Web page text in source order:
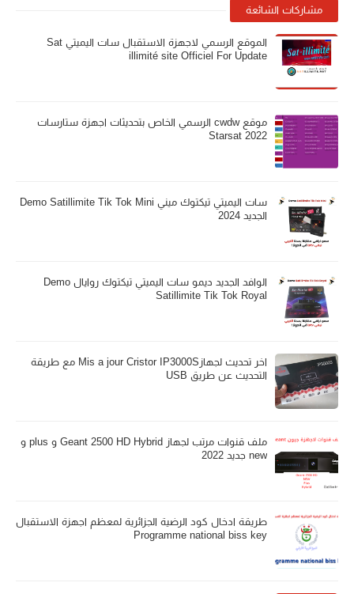
مشاركات الشائعة
الموقع الرسمي لاجهزة الاستقبال سات اليميتي Sat
illimité site Officiel For Update
موقع cwdw الرسمي الخاص بتحديثات اجهزة ستارسات
Starsat 2022
سات اليميتي تيكتوك ميني Demo Satillimite Tik Tok Mini
الجديد 2024
الوافد الجديد ديمو سات اليميتي تيكتوك روايال Demo
Satillimite Tik Tok Royal
اخر تحديث لجهازMis a jour Cristor IP3000S مع طريقة
التحديث عن طريق USB
ملف قنوات مرتب لجهاز Geant 2500 HD Hybrid و plus و
new جديد 2022
طريقة ادخال كود الرضية الجزائرية لمعظم اجهزة الاستقبال
Programme national biss key